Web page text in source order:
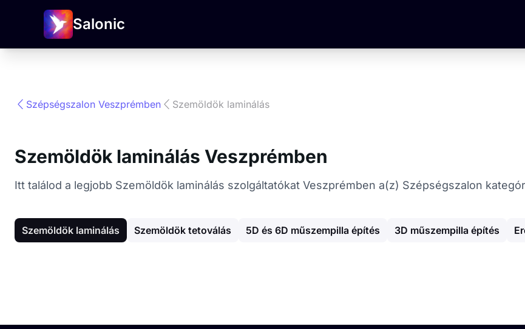
Salonic
Szépségszalon Veszprémben Szemöldök laminálás
Szemöldök laminálás Veszprémben
Itt találod a legjobb Szemöldök laminálás szolgáltatókat Veszprémben a(z) Szépségszalon
Szemöldök laminálás Szemöldök tetoválás 5D és 6D műszempilla építés 3D műszempilla építés